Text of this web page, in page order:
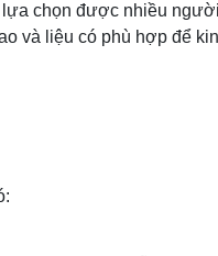
chọn được nhiều
và liệu có phù hợp để